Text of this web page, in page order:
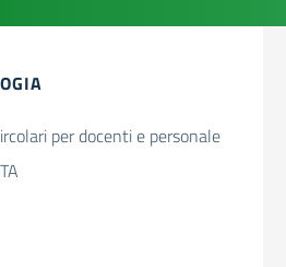
per docenti e personale